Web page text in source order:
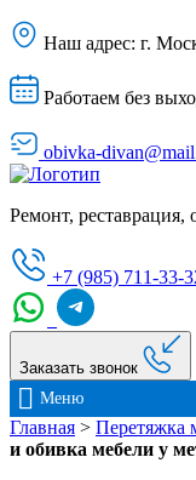
Наш адрес: г.
Работаем без
obivka-
Ремонт,
+7 (985) 711-33-
Заказать звонок
Меню
Главная > Перетяжка
и обивка мебели у